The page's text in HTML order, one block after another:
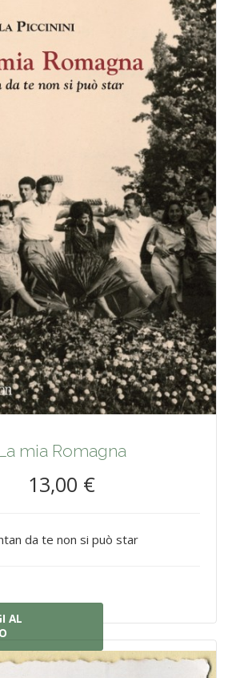
mia Romagna
13,00 €
da te non si può star
AL